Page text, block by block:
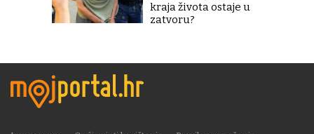
kraja života ostaje u
zatvoru?